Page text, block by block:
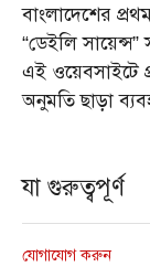
বাংলাদেশের
“ডেইলি
এই ওয়েবসাইটে
অনুমতি ছাড়া
যা গুরুত্বপূর্ণ
যোগাযোগ করুন